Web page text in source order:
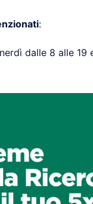
:
dalle 8 alle 19